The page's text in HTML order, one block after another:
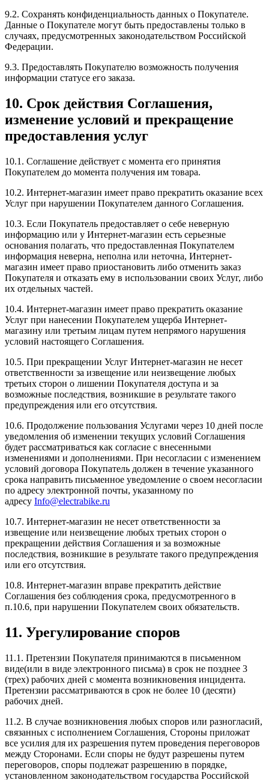
9.2. Сохранять конфиденциальность данных о Покупателе.
Данные о Покупателе могут быть предоставлены только в
случаях, предусмотренных законодательством Российской
Федерации.
9.3. Предоставлять Покупателю возможность получения
информации статусе его заказа.
10. Срок действия Соглашения,
изменение условий и прекращение
предоставления услуг
10.1. Соглашение действует с момента его принятия
Покупателем до момента получения им товара.
10.2. Интернет-магазин имеет право прекратить оказание всех
Услуг при нарушении Покупателем данного Соглашения.
10.3. Если Покупатель предоставляет о себе неверную
информацию или у Интернет-магазин есть серьезные
основания полагать, что предоставленная Покупателем
информация неверна, неполна или неточна, Интернет-
магазин имеет право приостановить либо отменить заказ
Покупателя и отказать ему в использовании своих Услуг, либо
их отдельных частей.
10.4. Интернет-магазин имеет право прекратить оказание
Услуг при нанесении Покупателем ущерба Интернет-
магазину или третьим лицам путем непрямого нарушения
условий настоящего Соглашения.
10.5. При прекращении Услуг Интернет-магазин не несет
ответственности за извещение или неизвещение любых
третьих сторон о лишении Покупателя доступа и за
возможные последствия, возникшие в результате такого
предупреждения или его отсутствия.
10.6. Продолжение пользования Услугами через 10 дней после
уведомления об изменении текущих условий Соглашения
будет рассматриваться как согласие с внесенными
изменениями и дополнениями. При несогласии с изменением
условий договора Покупатель должен в течение указанного
срока направить письменное уведомление о своем несогласии
по адресу электронной почты, указанному по
адресу Info@electrabike.ru
10.7. Интернет-магазин не несет ответственности за
извещение или неизвещение любых третьих сторон о
прекращении действия Соглашения и за возможные
последствия, возникшие в результате такого предупреждения
или его отсутствия.
10.8. Интернет-магазин вправе прекратить действие
Соглашения без соблюдения срока, предусмотренного в
п.10.6, при нарушении Покупателем своих обязательств.
11. Урегулирование споров
11.1. Претензии Покупателя принимаются в письменном
виде(или в виде электронного письма) в срок не позднее 3
(трех) рабочих дней с момента возникновения инцидента.
Претензии рассматриваются в срок не более 10 (десяти)
рабочих дней.
11.2. В случае возникновения любых споров или разногласий,
связанных с исполнением Соглашения, Стороны приложат
все усилия для их разрешения путем проведения переговоров
между Сторонами. Если споры не будут разрешены путем
переговоров, споры подлежат разрешению в порядке,
установленном законодательством государства Российской